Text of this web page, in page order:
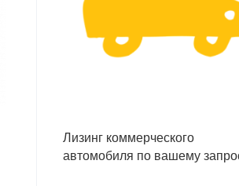
Лизинг коммерческого
автомобиля по вашему